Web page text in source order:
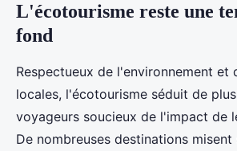
L'écotourisme reste une
fond
Respectueux de l'environnement et
locales, l'écotourisme séduit de
voyageurs soucieux de l'impact de
De nombreuses destinations misent